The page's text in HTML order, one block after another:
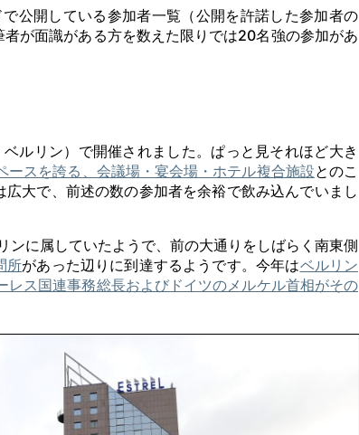
公開している参加者一覧（公開を許諾した参加者の
が面識がある方を数えた限りでは20名強の参加があ
ルリン）で開催されました。ぱっと見それほど大き
スを誇る、会議場・宴会場・ホテル複合施設とのこ
大で、前述の数の参加者を余裕で飲み込んでいまし
に属していたようで、前の大通りをしばらく南東側
所があった辺りに到達するようです。今年はベルリン
レス国連事務総長およびドイツのメルケル首相がその